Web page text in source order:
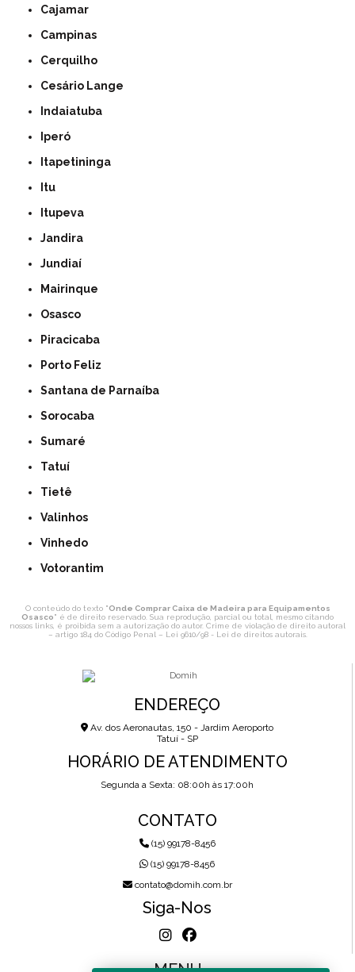
Cajamar
Campinas
Cerquilho
Cesário Lange
Indaiatuba
Iperó
Itapetininga
Itu
Itupeva
Jandira
Jundiaí
Mairinque
Osasco
Piracicaba
Porto Feliz
Santana de Parnaíba
Sorocaba
Sumaré
Tatuí
Tietê
Valinhos
Vinhedo
Votorantim
O conteúdo do texto "Onde Comprar Caixa de Madeira para Equipamentos
Osasco" é de direito reservado. Sua reprodução, parcial ou total, mesmo citando
nossos links, é proibida sem a autorização do autor. Crime de violação de direito autoral
– artigo 184 do Código Penal – Lei 9610/98 - Lei de direitos autorais.
ENDEREÇO
Av. dos Aeronautas, 150 - Jardim Aeroporto
Tatuí - SP
HORÁRIO DE ATENDIMENTO
Segunda a Sexta: 08:00h às 17:00h
CONTATO
(15) 99178-8456
(15) 99178-8456
contato@domih.com.br
Siga-Nos